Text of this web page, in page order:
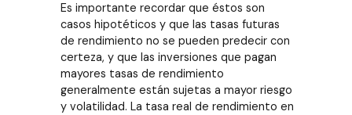
Es importante recordar que éstos son
casos hipotéticos y que las tasas futuras
de rendimiento no se pueden predecir con
certeza, y que las inversiones que pagan
mayores tasas de rendimiento
generalmente están sujetas a mayor riesgo
y volatilidad. La tasa real de rendimiento en